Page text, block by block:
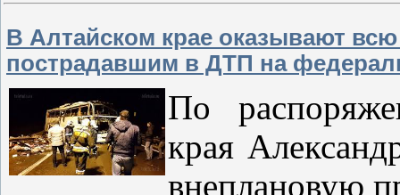
В Алтайском крае оказывают
пострадавшим в ДТП на
По
края
внеплановую